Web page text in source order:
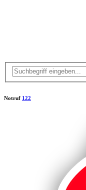
Notruf 122